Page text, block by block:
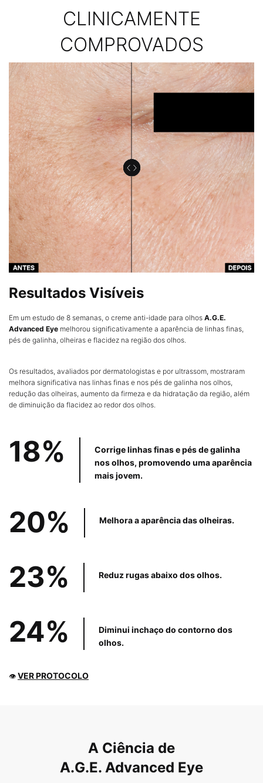
CLINICAMENTE
COMPROVADOS
Resultados Visíveis
Em um estudo de 8 semanas, o creme anti-idade para olhos A.G.E.
Advanced Eye melhorou significativamente a aparência de linhas finas,
pés de galinha, olheiras e flacidez na região dos olhos.
Os resultados, avaliados por dermatologistas e por ultrassom, mostraram
melhora significativa nas linhas finas e nos pés de galinha nos olhos,
redução das olheiras, aumento da firmeza e da hidratação da região, além
de diminuição da flacidez ao redor dos olhos.
18% Corrige linhas finase pés de galinha
nosolhos, promovendo umaaparência
mais jovem.
20% Melhora a aparênciadas olheiras.
23% Reduz rugas abaixo dos olhos.
24% Diminui inchaço do contorno dos
olhos.
👁 VER PROTOCOLO
A Ciência de
A.G.E. Advanced Eye